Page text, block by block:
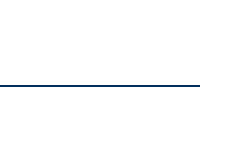
esterno - Apertura in
in nuova finestra
programma di posta
scelta meno